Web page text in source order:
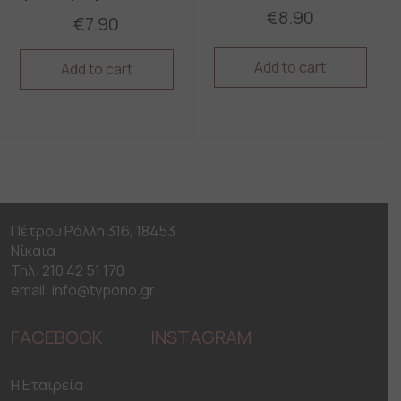
€7.90
Add to cart
€8.90
Add to cart
Πέτρου Ράλλη 316, 18453
Νίκαια
Τηλ: 210 42 51 170
email: info@typono.gr
FACEBOOK INSTAGRAM
H Εταιρεία